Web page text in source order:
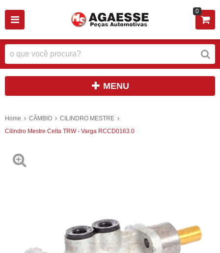
0
MENU
Home CÂMBIO
CILINDRO MESTRE
Cilindro Mestre Celta TRW - Varga RCCD0163.0